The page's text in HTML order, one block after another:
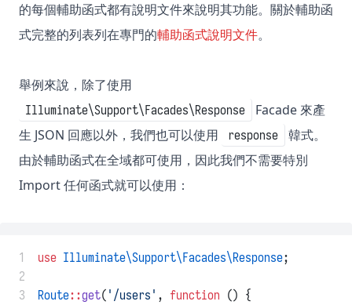
的每個輔助函式都有說明文件來說明其功能。關於輔助函
式完整的列表列在專門的輔助函式說明文件。
舉例來說，除了使用
Illuminate\Support\Facades\Response
Facade 來產
生 JSON 回應以外，我們也可以使用
response
韓式。
由於輔助函式在全域都可使用，因此我們不需要特別
Import 任何函式就可以使用：
1 use Illuminate\Support\Facades\Response;
2
3
Route::get( '/users' , function () {